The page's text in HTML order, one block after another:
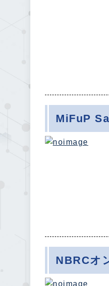
MiFuP
NBRCオ